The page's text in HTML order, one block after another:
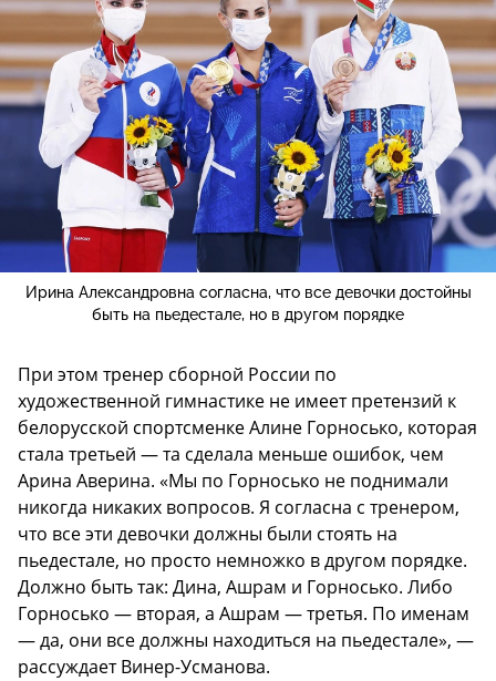
Ирина Александровна согласна, что все девочки достойны
быть на пьедестале, но в другом порядке
При этом тренер сборной России по
художественной гимнастике не имеет претензий к
белорусской спортсменке Алине Горносько, которая
стала третьей — та сделала меньше ошибок, чем
Арина Аверина. «Мы по Горносько не поднимали
никогда никаких вопросов. Я согласна с тренером,
что все эти девочки должны были стоять на
пьедестале, но просто немножко в другом порядке.
Должно быть так: Дина, Ашрам и Горносько. Либо
Горносько — вторая, а Ашрам — третья. По именам
— да, они все должны находиться на пьедестале», —
рассуждает Винер-Усманова.